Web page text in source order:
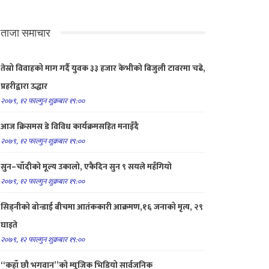
ताजा समाचार
तेस्रो विवाहको माग गर्दै युवक ३३ हजार केभीको बिजुली टावरमा चढे,
प्रहरीद्वारा उद्धार
२०७९, १२ फाल्गुन शुक्रबार १९:००
आज क्रिसमस डे विविध कार्यक्रमसहित मनाइँदै
२०७९, १२ फाल्गुन शुक्रबार १९:००
सुन–चाँदीको मूल्य उकालो, एकैदिन सुन ९ सयले महँगियो
२०७९, १२ फाल्गुन शुक्रबार १९:००
सिड्नीको बोन्डाई बीचमा आतंककारी आक्रमण,१६ जनाको मृत्य, २९
घाइते
२०७९, १२ फाल्गुन शुक्रबार १९:००
“कहाँ छौ भगवान”को म्युजिक भिडियो सार्वजनिक